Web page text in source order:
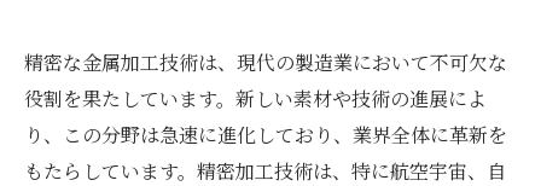
精密な金属加工技術は、現代の製造業において不可欠な
役割を果たしています。新しい素材や技術の進展によ
り、この分野は急速に進化しており、業界全体に革新を
もたらしています。精密加工技術は、特に航空宇宙、自